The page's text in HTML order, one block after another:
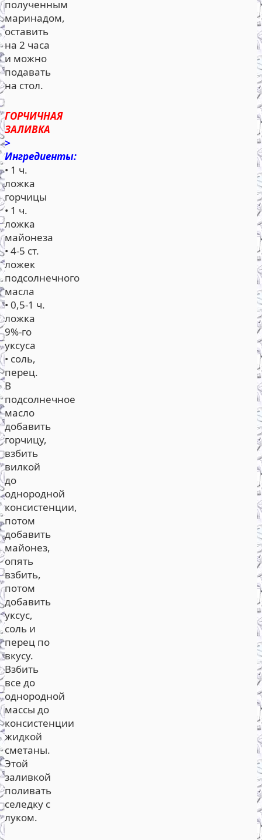
полученным
маринадом,
оставить
на 2 часа
и можно
подавать
на стол.
ГОРЧИЧНАЯ
ЗАЛИВКА
>
Ингредиенты:
• 1 ч.
ложка
горчицы
• 1 ч.
ложка
майонеза
• 4-5 ст.
ложек
подсолнечного
масла
• 0,5-1 ч.
ложка
9%-го
уксуса
• соль,
перец.
В
подсолнечное
масло
добавить
горчицу,
взбить
вилкой
до
однородной
консистенции,
потом
добавить
майонез,
опять
взбить,
потом
добавить
уксус,
соль и
перец по
вкусу.
Взбить
все до
однородной
массы до
консистенции
жидкой
сметаны.
Этой
заливкой
поливать
селедку с
луком.